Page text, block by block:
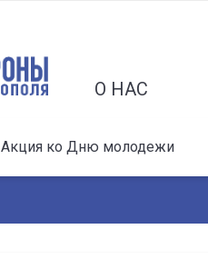
О НАС
Акция ко Дню молодежи